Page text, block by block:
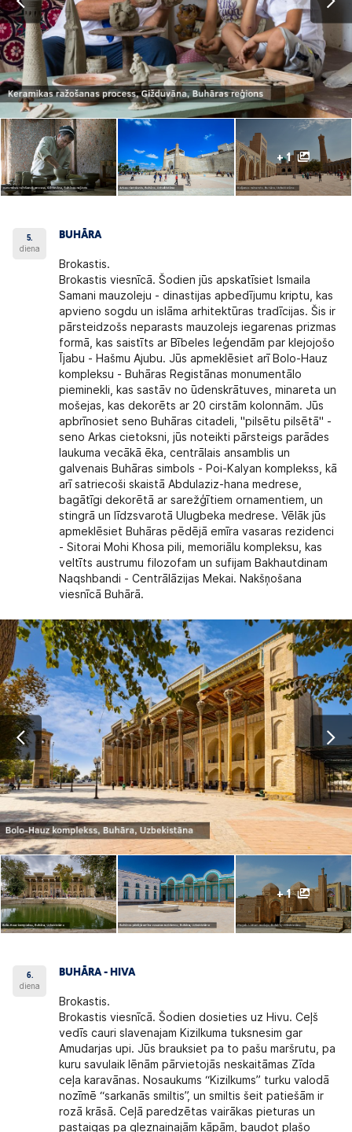
+ 1
5.
diena
BUHĀRA
Brokastis.
Brokastis viesnīcā. Šodien jūs apskatīsiet Ismaila
Samani mauzoleju - dinastijas apbedījumu kriptu, kas
apvieno sogdu un islāma arhitektūras tradīcijas. Šis ir
pārsteidzošs neparasts mauzolejs iegarenas prizmas
formā, kas saistīts ar Bībeles leģendām par klejojošo
Ījabu - Hašmu Ajubu. Jūs apmeklēsiet arī Bolo-Hauz
kompleksu - Buhāras Registānas monumentālo
pieminekli, kas sastāv no ūdenskrātuves, minareta un
mošejas, kas dekorēts ar 20 cirstām kolonnām. Jūs
apbrīnosiet seno Buhāras citadeli, "pilsētu pilsētā" -
seno Arkas cietoksni, jūs noteikti pārsteigs parādes
laukuma vecākā ēka, centrālais ansamblis un
galvenais Buhāras simbols - Poi-Kalyan komplekss, kā
arī satriecoši skaistā Abdulaziz-hana medrese,
bagātīgi dekorētā ar sarežģītiem ornamentiem, un
stingrā un līdzsvarotā Ulugbeka medrese. Vēlāk jūs
apmeklēsiet Buhāras pēdējā emīra vasaras rezidenci
- Sitorai Mohi Khosa pili, memoriālu kompleksu, kas
veltīts austrumu filozofam un sufijam Bakhautdinam
Naqshbandi - Centrālāzijas Mekai. Nakšņošana
viesnīcā Buhārā.
+ 1
6.
diena
BUHĀRA - HIVA
Brokastis.
Brokastis viesnīcā. Šodien dosieties uz Hivu. Ceļš
vedīs cauri slavenajam Kizilkuma tuksnesim gar
Amudarjas upi. Jūs brauksiet pa to pašu maršrutu, pa
kuru savulaik lēnām pārvietojās neskaitāmas Zīda
ceļa karavānas. Nosaukums “Kizilkums” turku valodā
nozīmē “sarkanās smiltis”, un smiltis šeit patiešām ir
rozā krāsā. Ceļā paredzētas vairākas pieturas un
pastaigas pa gleznainajām kāpām, baudot plašo